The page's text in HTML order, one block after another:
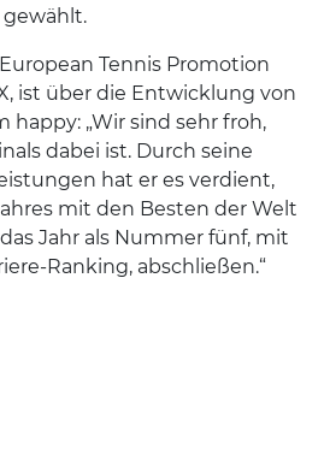
gewählt.
Tennis Promotion
ist über die Entwicklung von
happy: „Wir sind sehr froh,
dabei ist. Durch seine
hat er es verdient,
mit den Besten der Welt
Jahr als Nummer fünf, mit
Ranking, abschließen.“